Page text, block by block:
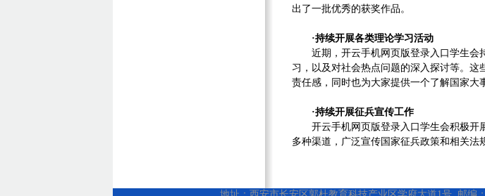
出了一批优秀的获奖作品。
·持续开展各类理论学习活动
近期，开云手机网页版登录入口学生会
习，以及对社会热点问题的深入探讨等。
责任感，同时也为大家提供一个了解国家大
·持续开展征兵宣传工作
开云手机网页版登录入口学生会积极开
多种渠道，广泛宣传国家征兵政策和相关法